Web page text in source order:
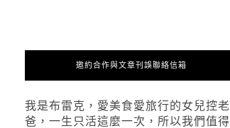
邀約合作與文章刊誤聯絡信箱
我是布雷克，愛美食愛旅行的女兒控老
爸，一生只活這麼一次，所以我們值得